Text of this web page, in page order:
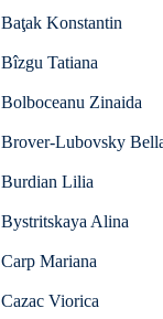
Baţak Konstantin
Bîzgu Tatiana
Bolboceanu Zinaida
Brover-Lubovsky
Burdian Lilia
Bystritskaya Alina
Carp Mariana
Cazac Viorica